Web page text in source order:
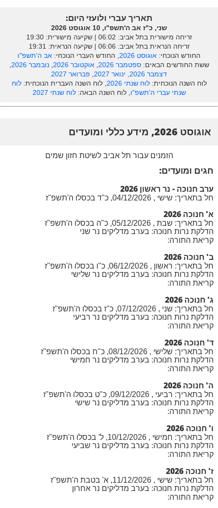
תאריך עברי ולועזי היום:
שני, כ"ז אב ה'תשפ"ו, 10 אוגוסט 2026
זריחה מישורית בתל אביב: ‎06:02 | שקיעה מישורית: 19:30
זריחה הנראית בתל אביב: ‎06:06 | שקיעה הנראית: 19:31
החודש הנוכחי: אוגוסט 2026 , החודש העברי הנוכחי: אב ה'תשפ"ו
ששת החודשים הבאים:ספטמבר 2026 ,אוקטובר 2026 ,נובמבר 2026
,
דצמבר 2026
, ינואר 2027 , פברואר 2027
לוח השנה הנוכחית:לוח שנתי 2026 , לוח השנה העברית הנוכחית:לוח
שנתי עברי ה'תשפ"ו, לוח השנה הבאה:לוח שנתי 2027
אוגוסט 2026, מידע כללי ומועדים
הזמנים עבור תל אביב לשיטת חזון שמים
חגים ומועדים:
ערב חנוכה - נר ראשון 2026
חל בתאריך: שישי , 04/12/2026, כ"ד בכסלו ה'תשפ"ז
א' חנוכה 2026
חל בתאריך: שבת , 05/12/2026, כ"ה בכסלו ה'תשפ"ז
הדלקת נרות חנוכה: בערב מדליקים נר שני
קריאת התורה:
ב' חנוכה 2026
חל בתאריך: ראשון , 06/12/2026, כ"ו בכסלו ה'תשפ"ז
הדלקת נרות חנוכה: בערב מדליקים נר שלישי
קריאת התורה:
ג' חנוכה 2026
חל בתאריך: שני , 07/12/2026, כ"ז בכסלו ה'תשפ"ז
הדלקת נרות חנוכה: בערב מדליקים נר רביעי
קריאת התורה:
ד' חנוכה 2026
חל בתאריך: שלישי , 08/12/2026, כ"ח בכסלו ה'תשפ"ז
הדלקת נרות חנוכה: בערב מדליקים נר חמישי
קריאת התורה:
ה' חנוכה 2026
חל בתאריך: רביעי , 09/12/2026, כ"ט בכסלו ה'תשפ"ז
הדלקת נרות חנוכה: בערב מדליקים נר שישי
קריאת התורה:
ו' חנוכה 2026
חל בתאריך: חמישי , 10/12/2026, ל' בכסלו ה'תשפ"ז
הדלקת נרות חנוכה: בערב מדליקים נר שביעי
קריאת התורה:
ז' חנוכה 2026
חל בתאריך: שישי , 11/12/2026, א' בטבת ה'תשפ"ז
הדלקת נרות חנוכה: בערב מדליקים נר אחרון
קריאת התורה: